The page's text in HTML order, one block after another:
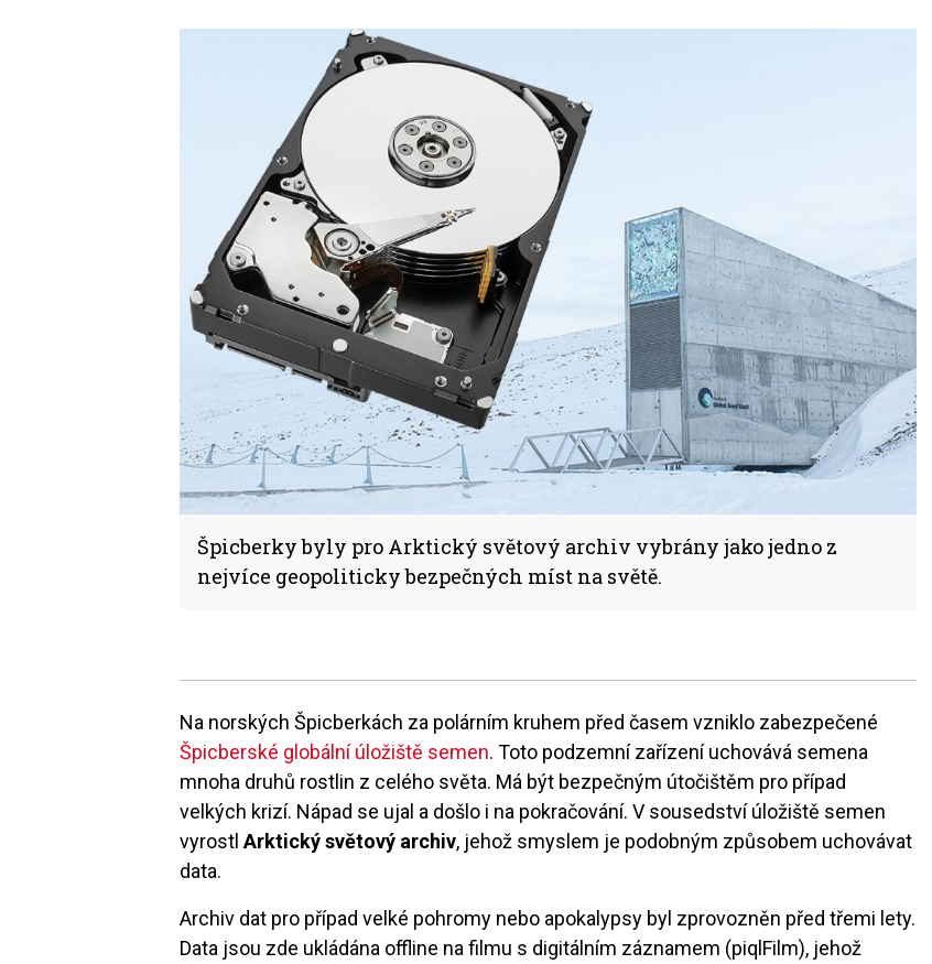
Špicberky byly pro Arktický světový archiv vybrány jako jedno z
nejvíce geopoliticky bezpečných míst na světě.
Na norských Špicberkách za polárním kruhem před časem vzniklo zabezpečené
Špicberské globální úložiště semen. Toto podzemní zařízení uchovává semena
mnoha druhů rostlin z celého světa. Má být bezpečným útočištěm pro případ
velkých krizí. Nápad se ujal a došlo i na pokračování. V sousedství úložiště semen
vyrostlArktický světový archiv, jehož smyslem je podobným způsobem uchovávat
data.
Archiv dat pro případ velké pohromy nebo apokalypsy byl zprovozněn před třemi lety.
Data jsou zde ukládána offline na filmu s digitálním záznamem (piqlFilm), jehož